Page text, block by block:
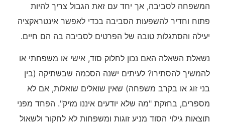
המשפחה לסביבה, אך יחד עם זאת הגבול צריך להיות
פתוח וחדיר להשפעות הסביבה בכדי לאפשר אינטראקציה
יעילה והסתגלות טובה של הפרטים לסביבה בה הם חיים.
נשאלת השאלה האם נכון לחלוק סוד, אישי או משפחתי או
להמשיך להסתירו? לעיתים ישנה הסכמה שבשתיקה (בין
בני זוג או בקרב משפחה) שאין שואלים שואלות, אם לא
מספרים, בחזקת "מה שלא יודעים איננו מזיק". הפחד מפני
תוצאות גילוי הסוד מניע זוגות ומשפחות לא לחקור ולשאול